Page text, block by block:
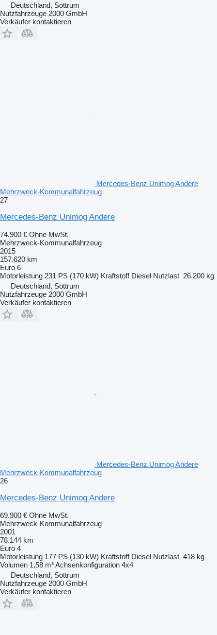
Deutschland, Sottrum
Nutzfahrzeuge 2000 GmbH
Verkäufer kontaktieren
Mercedes-Benz Unimog Andere
Mehrzweck-Kommunalfahrzeug
27
Mercedes-Benz Unimog Andere
74.900 € Ohne MwSt.
Mehrzweck-Kommunalfahrzeug
2015
157.620 km
Euro 6
Motorleistung 231 PS (170 kW) Kraftstoff Diesel Nutzlast 26.200 kg
Deutschland, Sottrum
Nutzfahrzeuge 2000 GmbH
Verkäufer kontaktieren
Mercedes-Benz Unimog Andere
Mehrzweck-Kommunalfahrzeug
26
Mercedes-Benz Unimog Andere
69.900 € Ohne MwSt.
Mehrzweck-Kommunalfahrzeug
2001
78.144 km
Euro 4
Motorleistung 177 PS (130 kW) Kraftstoff Diesel Nutzlast 418 kg
Volumen 1,58 m³Achsenkonfiguration 4x4
Deutschland, Sottrum
Nutzfahrzeuge 2000 GmbH
Verkäufer kontaktieren